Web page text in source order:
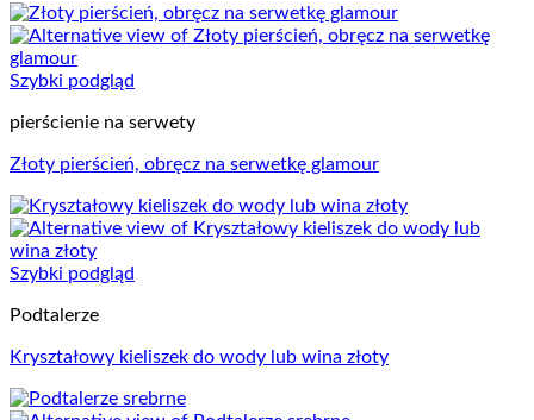
Szybki podgląd
pierścienie na serwety
Złoty pierścień, obręcz na serwetkę glamour
Szybki podgląd
Podtalerze
Kryształowy kieliszek do wody lub wina złoty